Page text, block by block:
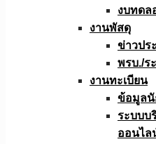
งบทดล
งานพัสดุ
ข่าวปร
พรบ./ร
งานทะเบียน
ข้อมูลนั
ระบบบ
ออนไล